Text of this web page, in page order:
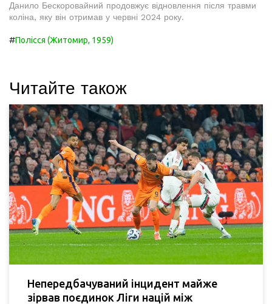
Данило Бескоровайний продовжує відновлення після травми
коліна, яку він отримав у червні 2024 року.
#Полісся (Житомир, 1959)
Читайте також
Непередбачуваний інцидент майже
зірвав поєдинок Ліги націй між